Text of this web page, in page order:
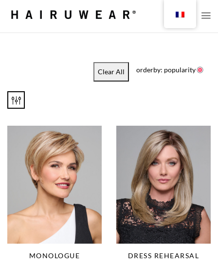
Clear All orderby: popularity
MONOLOGUE DRESS REHEARSAL